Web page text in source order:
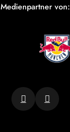
Medienpartner von: